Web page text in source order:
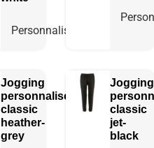
Personnaliser
Jogging
personnalisé
classic
heather-
grey
Jogging
classic
jet-
black